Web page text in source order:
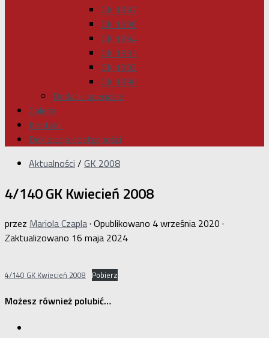
GK 1997
GK 1996
GK 1994
GK 1993
GK 1992
GK 1990
Dodatki specjalne
Galeria
Kontakt
Deklaracja dostępności
Aktualności / GK 2008
4/140 GK Kwiecień 2008
przez Mariola Czapla· Opublikowano 4 września 2020 ·
Zaktualizowano 16 maja 2024
4/140 GK Kwiecień 2008 Pobierz
Możesz również polubić…